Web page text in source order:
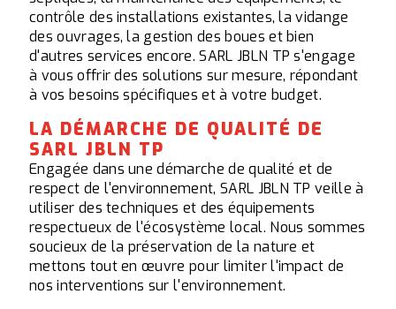
contrôle des installations existantes, la vidange
des ouvrages, la gestion des boues et bien
d'autres services encore. SARL JBLN TP s'engage
à vous offrir des solutions sur mesure, répondant
à vos besoins spécifiques et à votre budget.
LA DÉMARCHE DE QUALITÉ DE
SARL JBLN TP
Engagée dans une démarche de qualité et de
respect de l'environnement, SARL JBLN TP veille à
utiliser des techniques et des équipements
respectueux de l'écosystème local. Nous sommes
soucieux de la préservation de la nature et
mettons tout en œuvre pour limiter l'impact de
nos interventions sur l'environnement.